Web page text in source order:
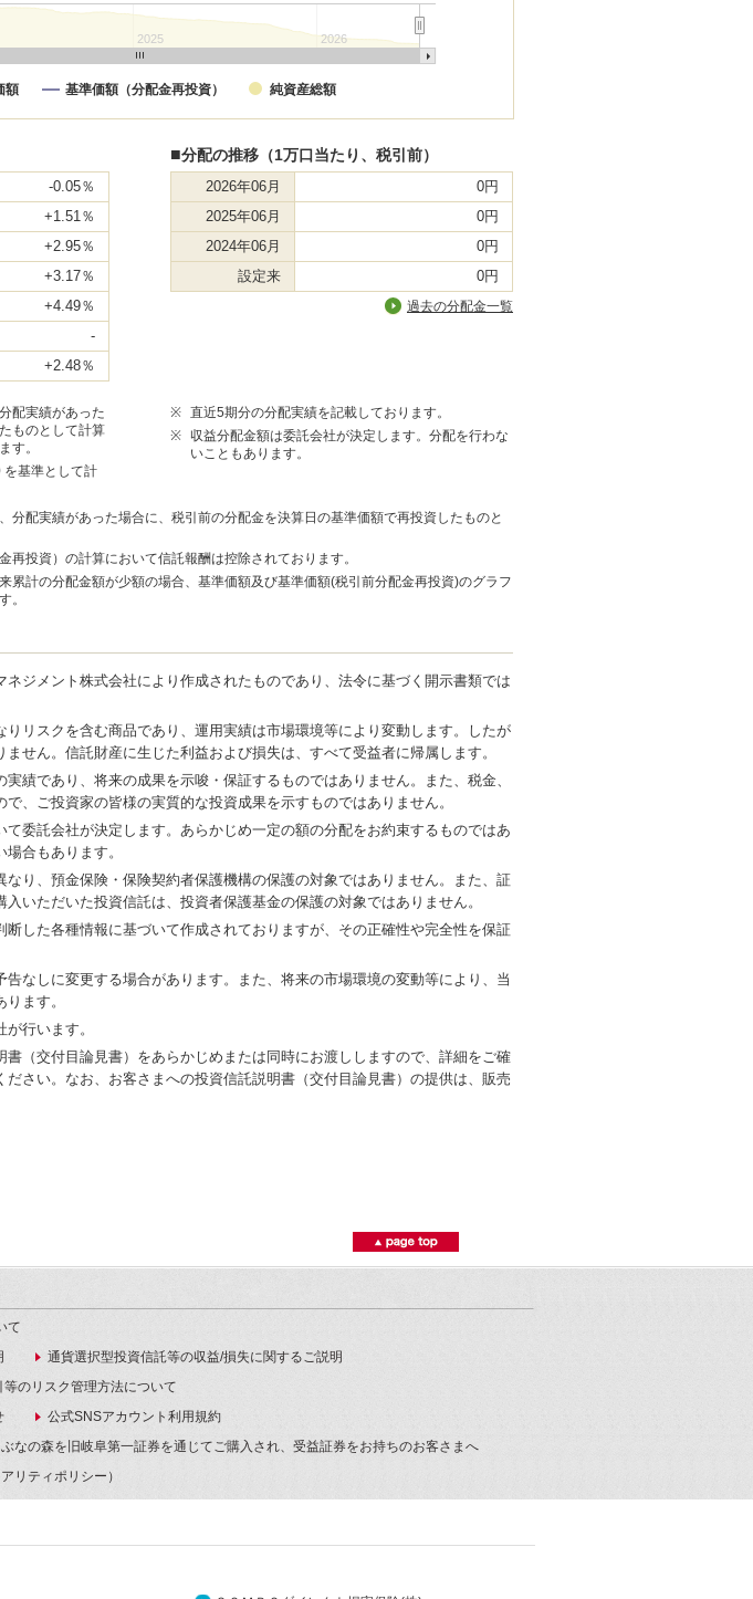
額 基準価額（分配金再投資） 純資産総額
2025 2026
-0.05％
+1.51％
+2.95％
+3.17％
+4.49％
-
+2.48％
■分配の推移（1万口当たり、税引前）
2026年06月
0円
2025年06月
0円
2024年06月
0円
設定来
0円
過去の分配金一覧
配実績があった
ものとして計算
す。
基準として計
※ 直近5期分の分配実績を記載しております。
※ 収益分配金額は委託会社が決定します。分配を行わな
いこともあります。
分配実績があった場合に、税引前の分配金を決算日の基準価額で再投資したものと
再投資）の計算において信託報酬は控除されております。
累計の分配金額が少額の場合、基準価額及び基準価額(税引前分配金再投資)のグラフ
。
ネジメント株式会社により作成されたものであり、法令に基づく開示書類では
りリスクを含む商品であり、運用実績は市場環境等により変動します。したが
せん。信託財産に生じた利益および損失は、すべて受益者に帰属します。
績であり、将来の成果を示唆・保証するものではありません。また、税金、
、ご投資家の皆様の実質的な投資成果を示すものではありません。
て委託会社が決定します。あらかじめ一定の額の分配をお約束するものではあ
合もあります。
なり、預金保険・保険契約者保護機構の保護の対象ではありません。また、証
いただいた投資信託は、投資者保護基金の保護の対象ではありません。
断した各種情報に基づいて作成されておりますが、その正確性や完全性を保証
告なしに変更する場合があります。また、将来の市場環境の変動等により、当
ます。
行います。
書（交付目論見書）をあらかじめまたは同時にお渡ししますので、詳細をご確
ださい。なお、お客さまへの投資信託説明書（交付目論見書）の提供は、販売
て
通貨選択型投資信託等の収益/損失に関するご説明
のリスク管理方法について
公式SNSアカウント利用規約
なの森を旧岐阜第一証券を通じてご購入され、受益証券をお持ちのお客さまへ
リティポリシー）